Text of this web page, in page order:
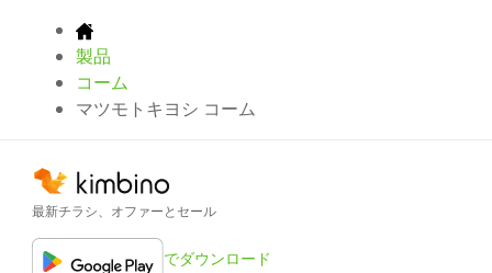
製品
コーム
マツモトキヨシ コーム
最新チラシ、オファーとセール
でダウンロード